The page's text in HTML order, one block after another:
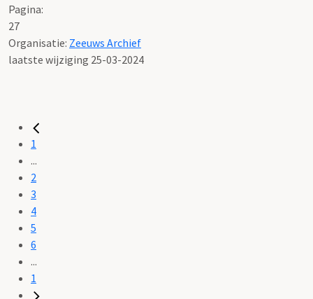
Pagina:
27
Organisatie: Zeeuws Archief
laatste wijziging 25-03-2024
1
...
2
3
4
5
6
...
1